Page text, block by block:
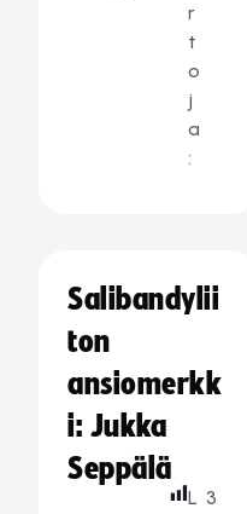
r
t
o
j
a
:
Salibandylii
ton
ansiomerkk
i: Jukka
Seppälä
L 3